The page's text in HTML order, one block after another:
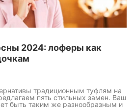
2024: лоферы как
традиционным туфлям на
пять стильных замен. Ваш
быть таким же разнообразным и